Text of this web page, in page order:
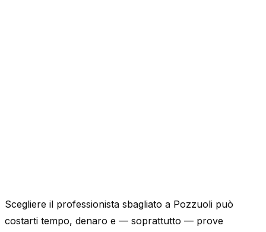
Scegliere il professionista sbagliato a Pozzuoli può
costarti tempo, denaro e — soprattutto — prove